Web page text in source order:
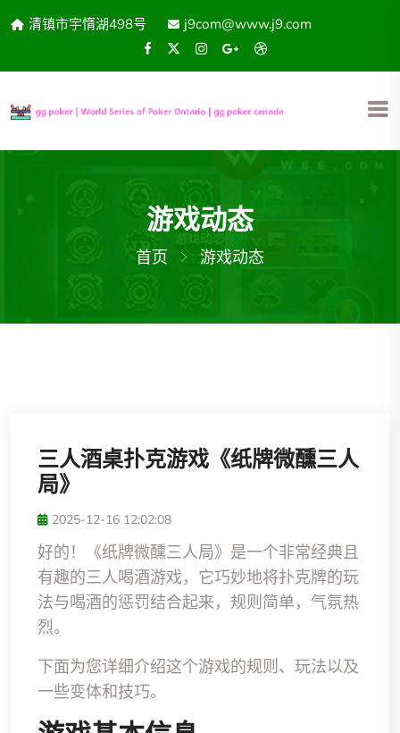
清镇市宇惰湖498号 j9com@www.j9.com
游戏动态
首页 游戏动态
三人酒桌扑克游戏《纸牌微醺三人
局》
2025-12-16 12:02:08
好的！《纸牌微醺三人局》是一个非常经典且
有趣的三人喝酒游戏，它巧妙地将扑克牌的玩
法与喝酒的惩罚结合起来，规则简单，气氛热
烈。
下面为您详细介绍这个游戏的规则、玩法以及
一些变体和技巧。